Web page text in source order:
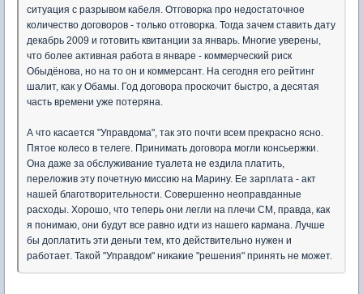
ситуация с разрывом кабеля. Отговорка про недостаточное
количество договоров - только отговорка. Тогда зачем ставить дату
декабрь 2009 и готовить квитанции за январь. Многие уверены,
что более активная работа в январе - коммерческий риск
Обыдёнова, но на то он и коммерсант. На сегодня его рейтинг
шалит, как у Обамы. Год договора проскочит быстро, а десятая
часть времени уже потеряна.
А что касается "Управдома", так это почти всем прекрасно ясно.
Пятое колесо в телеге. Принимать договора могли консьержки.
Она даже за обслуживание туалета не ездила платить,
переложив эту почетную миссию на Марину. Ее зарплата - акт
нашей благотворительности. Совершенно неоправданные
расходы. Хорошо, что теперь они легли на плечи СМ, правда, как
я понимаю, они будут все равно идти из нашего кармана. Лучше
бы доплатить эти деньги тем, кто действительно нужен и
работает. Такой "Управдом" никакие "решения" принять не может.